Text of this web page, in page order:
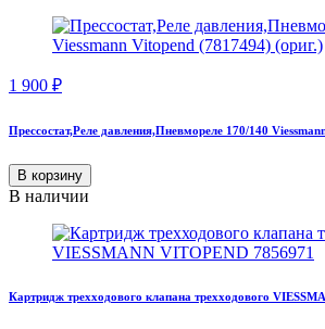
1 900 ₽
Прессостат,Реле давления,Пневмореле 170/140
В корзину
В наличии
Картридж трехходового клапана трехходового